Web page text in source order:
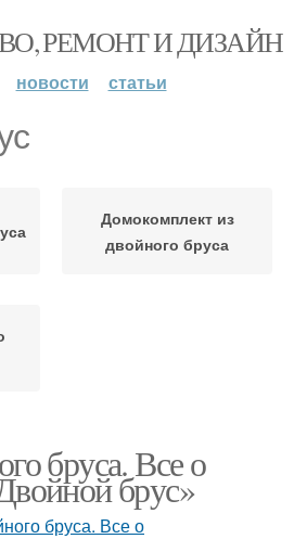
РЕМОНТ И ДИЗАЙН
новости статьи
Домокомплект из
двойного бруса
бруса. Все о
брус»